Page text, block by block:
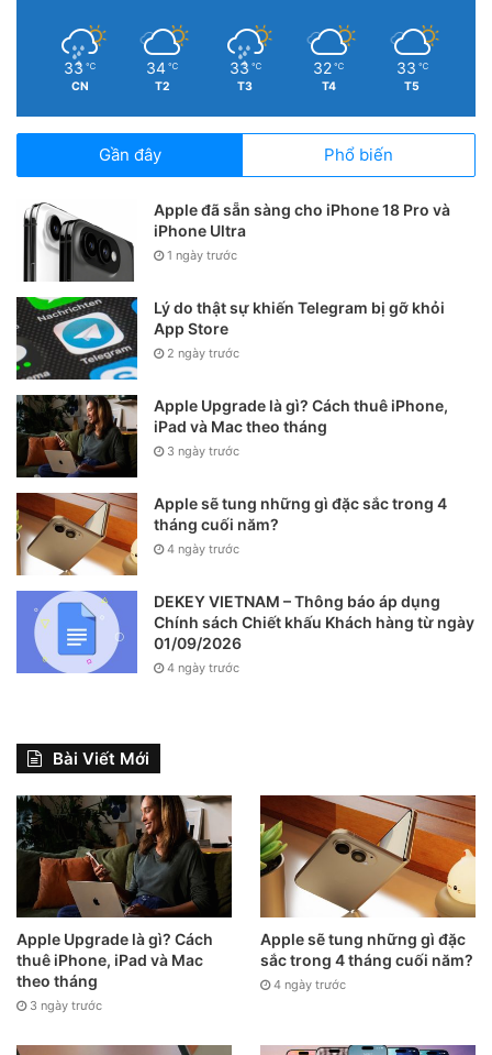
33 ℃
CN
34 ℃
T2
33 ℃
T3
32 ℃
T4
33 ℃
T5
Gần đây Phổ biến
Apple đã sẵn sàng cho iPhone 18 Pro và
iPhone Ultra
1 ngày trước
Lý do thật sự khiến Telegram bị gỡ khỏi
App Store
2 ngày trước
Apple Upgrade là gì? Cách thuê iPhone,
iPad và Mac theo tháng
3 ngày trước
Apple sẽ tung những gì đặc sắc trong 4
tháng cuối năm?
4 ngày trước
DEKEY VIETNAM – Thông báo áp dụng
Chính sách Chiết khấu Khách hàng từ ngày
01/09/2026
4 ngày trước
Bài Viết Mới
Apple Upgrade là gì? Cách
thuê iPhone, iPad và Mac
theo tháng
3 ngày trước
Apple sẽ tung những gì đặc
sắc trong 4 tháng cuối năm?
4 ngày trước